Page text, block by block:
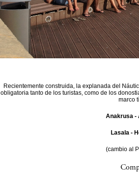
Recientemente construida, la explanada del
obligatoria tanto de los turistas, como de los
marco
Anakrusa -
Lasala -
(cambio al